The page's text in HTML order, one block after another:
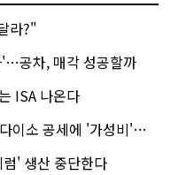
라?"
공차, 매각 성공할까
ISA 나온다
공세에 '가성비'로 맞불
럼' 생산 중단한다